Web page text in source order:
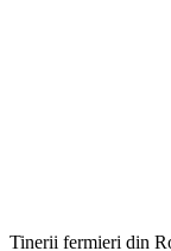
Tinerii fermieri din